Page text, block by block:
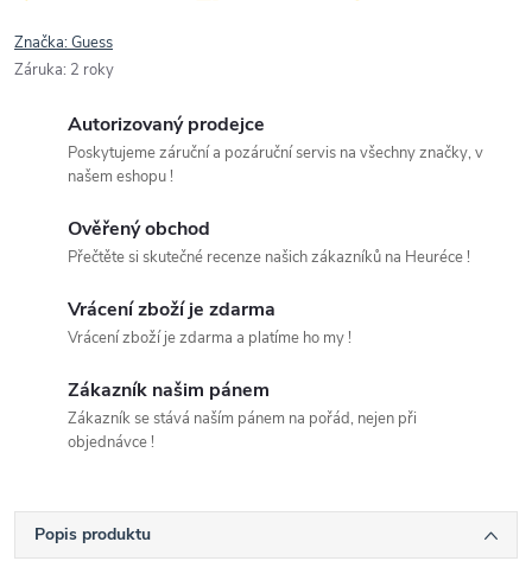
Značka:Guess
Záruka: 2 roky
Autorizovaný prodejce
Poskytujeme záruční a pozáruční servis na všechny značky, v
našem eshopu !
Ověřený obchod
Přečtěte si skutečné recenze našich zákazníků na Heuréce !
Vrácení zboží je zdarma
Vrácení zboží je zdarma a platíme ho my !
Zákazník našim pánem
Zákazník se stává naším pánem na pořád, nejen při
objednávce !
Popis produktu